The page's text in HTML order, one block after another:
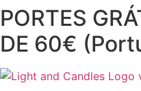
Pular
para
PORTES
DE 60€